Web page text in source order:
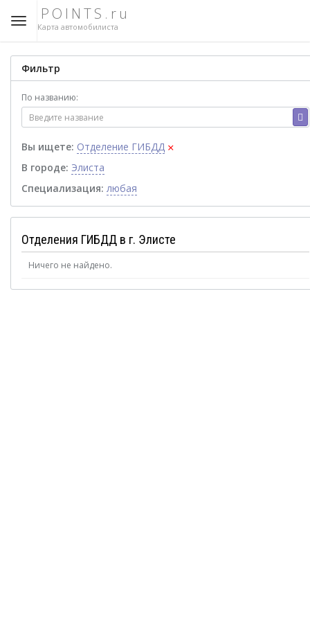
POINTS.ru
Карта автомобилиста
Фильтр
По названию:
Вы ищете: Отделение ГИБДД ×
В городе: Элиста
Специализация: любая
Отделения ГИБДД в г. Элисте
Ничего не найдено.